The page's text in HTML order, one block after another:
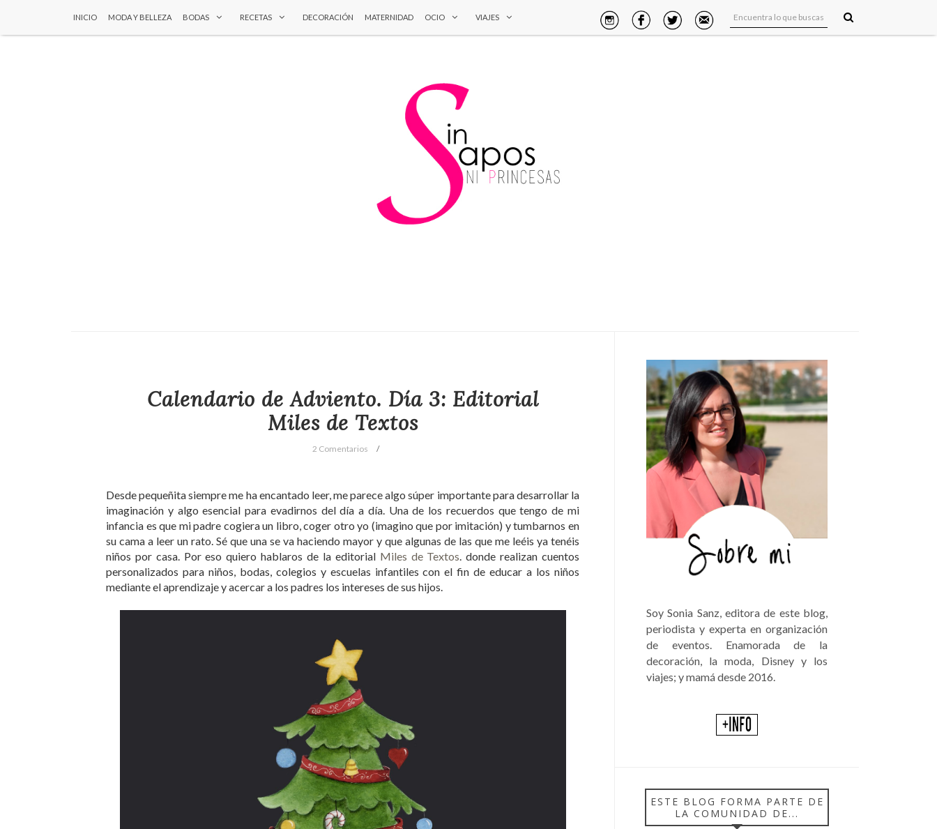
INICIO MODA Y BELLEZA BODAS RECETAS DECORACIÓN MATERNIDAD OCIO VIAJES
Calendario de Adviento. Día 3: Editorial
Miles de Textos
2 Comentarios
Desde pequeñita siempre me ha encantado leer, me parece algo súper importante para desarrollar la
imaginación y algo esencial para evadirnos del día a día. Una de los recuerdos que tengo de mi
infancia es que mi padre cogiera un libro, coger otro yo (imagino que por imitación) y tumbarnos en
su cama a leer un rato. Sé que una se va haciendo mayor y que algunas de las que me leéis ya tenéis
niños por casa. Por eso quiero hablaros de la editorial Miles de Textos. donde realizan cuentos
personalizados para niños, bodas, colegios y escuelas infantiles con el fin de educar a los niños
mediante el aprendizaje y acercar a los padres los intereses de sus hijos.
Soy Sonia Sanz, editora de este blog,
periodista y experta en organización
de eventos. Enamorada de la
decoración, la moda, Disney y los
viajes; y mamá desde 2016.
ESTE BLOG FORMA PARTE DE
LA COMUNIDAD DE...